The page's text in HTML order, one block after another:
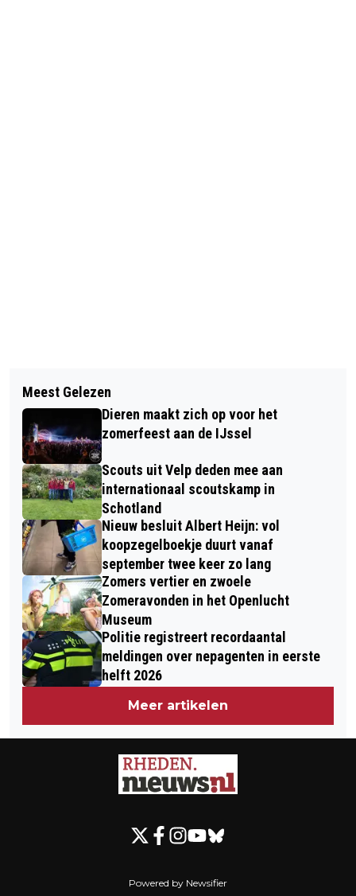
VIERDAAGSEFEESTEN LANCEERT
COMPLEET PROGRAMMA
VISSEN MET DE KLAS: STERRENBOS
IN DIEREN KRIJGT VISLES VAN
VISMEESTER RON
Meest Gelezen
Dieren maakt zich op voor het
zomerfeest aan de IJssel
Scouts uit Velp deden mee aan
internationaal scoutskamp in
Schotland
Nieuw besluit Albert Heijn: vol
koopzegelboekje duurt vanaf
september twee keer zo lang
Zomers vertier en zwoele
Zomeravonden in het Openlucht
Museum
Politie registreert recordaantal
meldingen over nepagenten in eerste
helft 2026
Meer artikelen
Powered by Newsifier